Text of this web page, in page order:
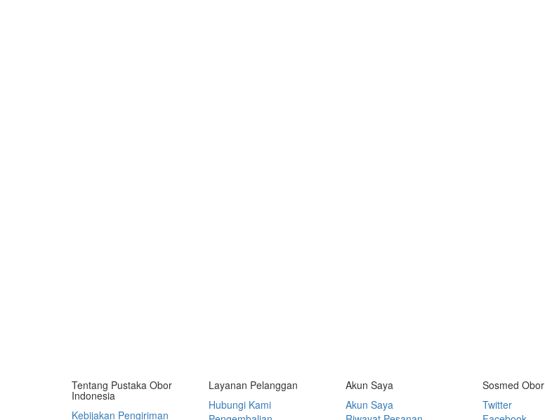
Tentang Pustaka Obor
Indonesia
Kebijakan Pengiriman
Layanan Pelanggan
Hubungi Kami
Akun Saya
Akun Saya
Sosmed Obor
Twitter